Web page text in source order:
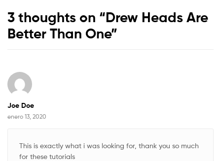
3 thoughts on “Drew Heads Are
Better Than One”
Joe Doe
enero 13, 2020
This is exactly what i was looking for, thank you so much
for these tutorials